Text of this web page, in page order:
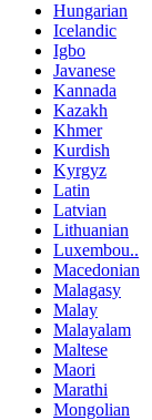
Hungarian
Icelandic
Igbo
Javanese
Kannada
Kazakh
Khmer
Kurdish
Kyrgyz
Latin
Latvian
Lithuanian
Luxembou..
Macedonian
Malagasy
Malay
Malayalam
Maltese
Maori
Marathi
Mongolian